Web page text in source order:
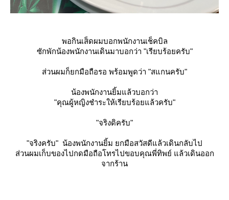
พอกินเส็ดผมบอกพนักงานเช็คบิล
ซักพักน้องพนักงานเดินมาบอกว่า "เรียบร้อยครับ"
ส่วนผมก็ยกมือถือรอ พร้อมพูดว่า "สแกนครับ"
น้องพนักงานยิ้มแล้วบอกว่า
"คุณผู้หญิงชำระให้เรียบร้อยแล้วครับ"
"จริงดิครับ"
"จริงครับ" น้องพนักงานยิ้ม ยกมือสวัสดีแล้วเดินกลับไป
ส่วนผมเก็บของไปกดมือถือโทรไปขอบคุณพี่ทิพย์ แล้วเดินออก
จากร้าน